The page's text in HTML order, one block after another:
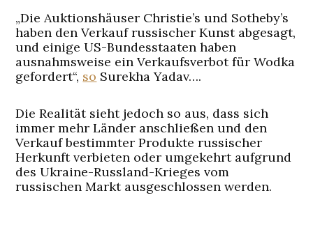
„Die Auktionshäuser Christie’s und Sotheby’s
haben den Verkauf russischer Kunst abgesagt,
und einige US-Bundesstaaten haben
ausnahmsweise ein Verkaufsverbot für Wodka
gefordert“, so Surekha Yadav….
Die Realität sieht jedoch so aus, dass sich
immer mehr Länder anschließen und den
Verkauf bestimmter Produkte russischer
Herkunft verbieten oder umgekehrt aufgrund
des Ukraine-Russland-Krieges vom
russischen Markt ausgeschlossen werden.